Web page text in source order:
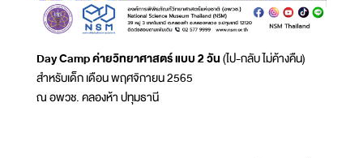
Day Camp ค่ายวิทยาศาสตร์ แบบ 2 วัน(ไป-กลับ ไม่ค้างคืน)
สำหรับเด็ก เดือน พฤศจิกายน 2565
ณ อพวช. คลองห้า ปทุมธานี